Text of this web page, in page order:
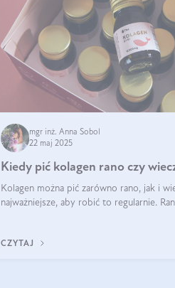
mgr inż. Anna Sobol
22 maj 2025
Kiedy pić kolagen rano czy
Kolagen można pić zarówno rano, jak i
najważniejsze, aby robić to regularnie.
CZYTAJ